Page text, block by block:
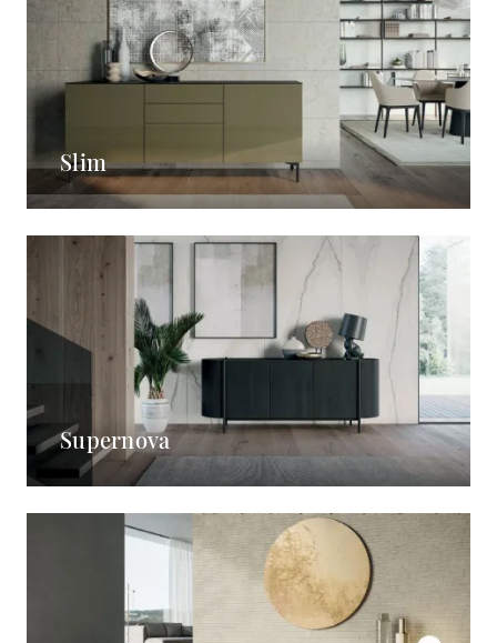
Slim
Supernova